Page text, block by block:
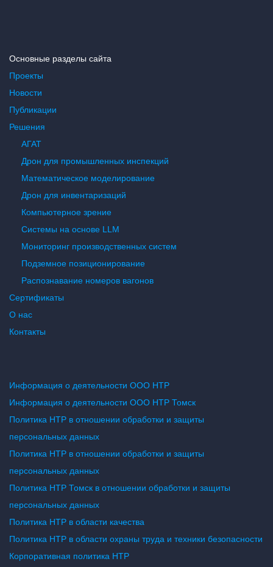
Основные разделы сайта
Проекты
Новости
Публикации
Решения
АГАТ
Дрон для промышленных инспекций
Математическое моделирование
Дрон для инвентаризаций
Компьютерное зрение
Системы на основе LLM
Мониторинг производственных систем
Подземное позиционирование
Распознавание номеров вагонов
Сертификаты
О нас
Контакты
Информация о деятельности ООО НТР
Информация о деятельности ООО НТР Томск
Политика НТР в отношении обработки и защиты
персональных данных
Политика НТР в отношении обработки и защиты
персональных данных
Политика НТР Томск в отношении обработки и защиты
персональных данных
Политика НТР в области качества
Политика НТР в области охраны труда и техники безопасности
Корпоративная политика НТР